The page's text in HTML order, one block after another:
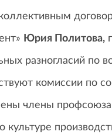
коллективным
Юрия Политова,
разногласий по
комиссии по
члены
культуре